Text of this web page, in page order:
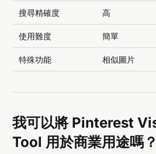
搜尋精確度 高
使用難度 簡單
特殊功能 相似圖片
我可以將 Pinterest
Tool 用於商業用途嗎？